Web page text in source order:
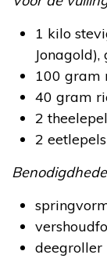
1 kilo
100 gram
40 gram
2
2
deegroller